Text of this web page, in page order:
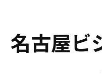
名古屋ビ